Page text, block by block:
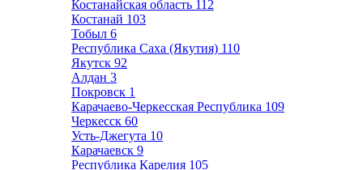
Костанайская область 112
Костанай 103
Тобыл 6
Республика Саха (Якутия) 110
Якутск 92
Алдан 3
Покровск 1
Карачаево-Черкесская Республика 109
Черкесск 60
Усть-Джегута 10
Карачаевск 9
Республика Карелия 105